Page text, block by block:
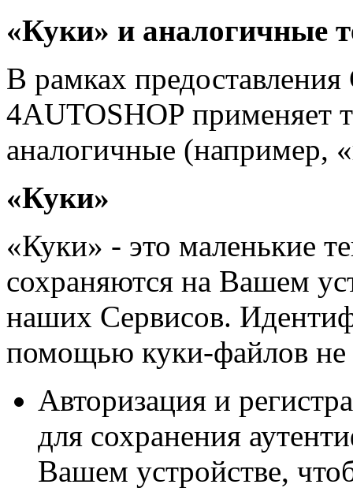
«Куки» и аналогичные
В рамках
4AUTOSHOP применяет
аналогичные (например,
«Куки»
«Куки» - это маленькие
сохраняются на Вашем
наших Сервисов.
помощью куки-файлов не
Авторизация и
для сохранения
Вашем устройстве,